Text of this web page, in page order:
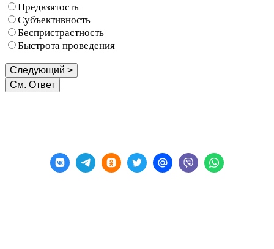
Предвзятость
Субъективность
Беспристрастность
Быстрота проведения